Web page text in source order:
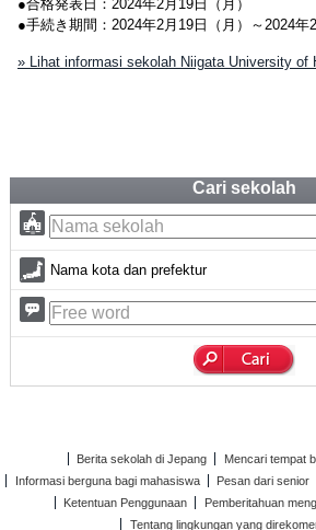
●合格発表日：2024年2月19日（月）
●手続き期間：2024年2月19日（月）～2024年2
» Lihat informasi sekolah Niigata University of
Cari sekolah
Nama kota dan prefektur
Berita sekolah di Jepang
Mencari tempat
Informasi berguna bagi mahasiswa
Pesan dari senior
Ketentuan Penggunaan
Pemberitahuan
Tentang lingkungan yang